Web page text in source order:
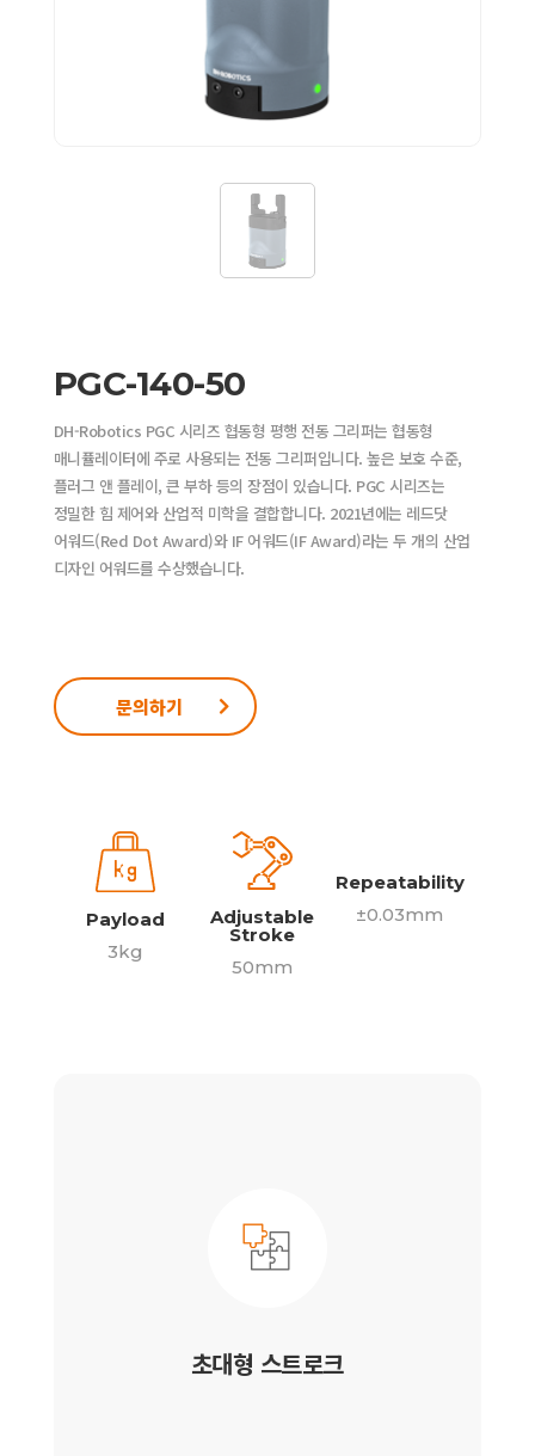
PGC-140-50
DH-Robotics PGC 시리즈 협동형 평행 전동 그리퍼는 협동형
매니퓰레이터에 주로 사용되는 전동 그리퍼입니다. 높은 보호 수준,
플러그 앤 플레이, 큰 부하 등의 장점이 있습니다. PGC 시리즈는
정밀한 힘 제어와 산업적 미학을 결합합니다. 2021년에는 레드닷
어워드(Red Dot Award)와 IF 어워드(IF Award)라는 두 개의 산업
디자인 어워드를 수상했습니다.
문의하기
Payload
3kg
Adjustable
Stroke
50mm
Repeatability
±0.03mm
초대형 스트로크